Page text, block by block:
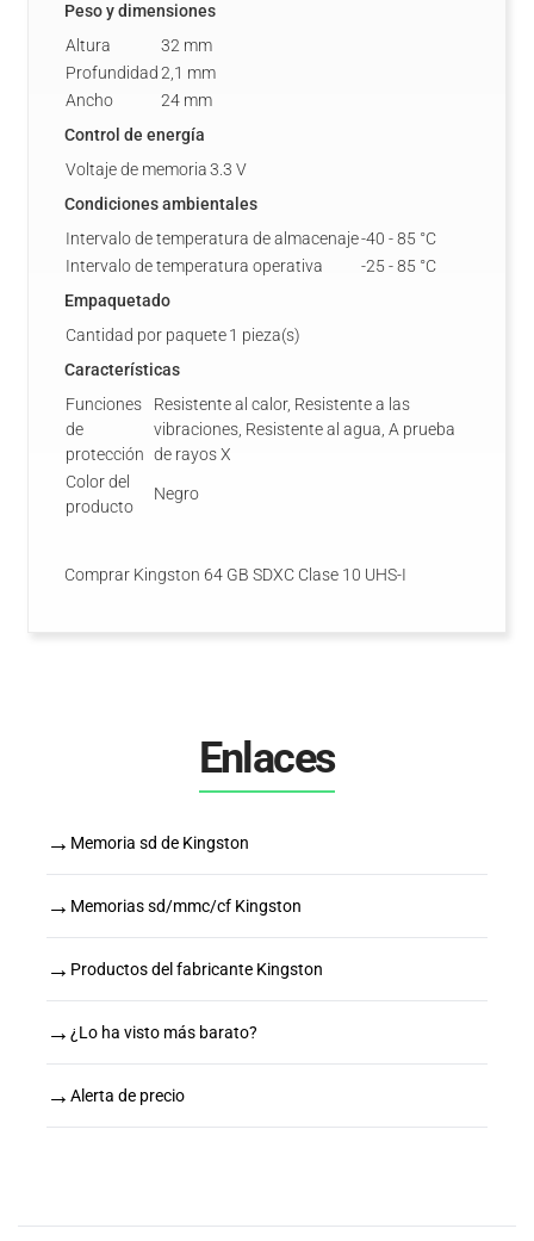
Peso y dimensiones
Altura
32 mm
Profundidad2,1 mm
Ancho
24 mm
Control de energía
Voltaje de memoria3.3 V
Condiciones ambientales
Intervalo de temperatura de almacenaje-40 - 85 °C
Intervalo de temperatura operativa
-25 - 85 °C
Empaquetado
Cantidad por paquete1 pieza(s)
Características
Funciones
de
protección
Resistente al calor, Resistente a las
vibraciones, Resistente al agua, A prueba
de rayos X
Color del
producto
Negro
Comprar Kingston 64 GB SDXC Clase 10 UHS-I
Enlaces
→ Memoria sd de Kingston
→ Memorias sd/mmc/cf Kingston
→ Productos del fabricante Kingston
→ ¿Lo ha visto más barato?
→ Alerta de precio